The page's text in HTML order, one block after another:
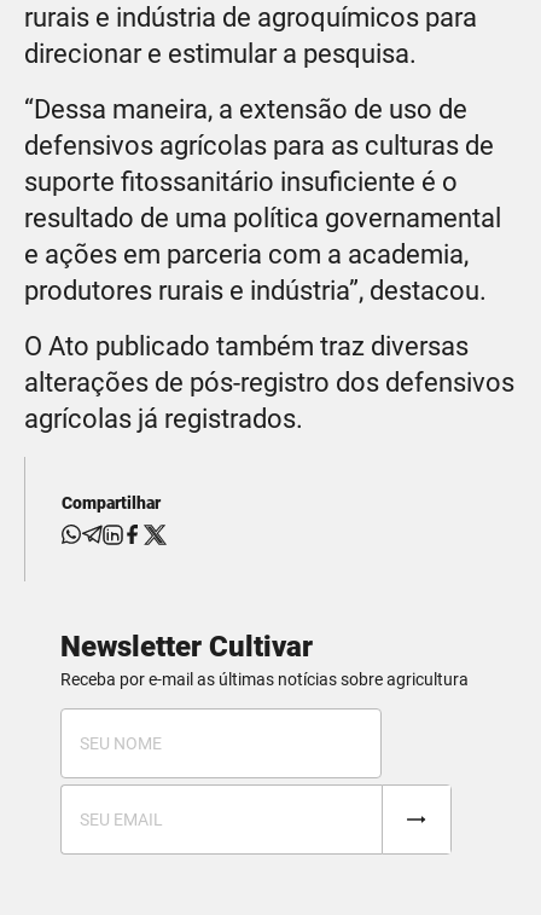
rurais e indústria de agroquímicos para
direcionar e estimular a pesquisa.
“Dessa maneira, a extensão de uso de
defensivos agrícolas para as culturas de
suporte fitossanitário insuficiente é o
resultado de uma política governamental
e ações em parceria com a academia,
produtores rurais e indústria”, destacou.
O Ato publicado também traz diversas
alterações de pós-registro dos defensivos
agrícolas já registrados.
Compartilhar
Newsletter Cultivar
Receba por e-mail as últimas notícias sobre agricultura